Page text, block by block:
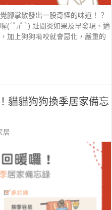
腳掌散發出一股奇怪的味道！？
(´ﾟдﾟ`) 趾間炎如果及早發現、適
加上狗狗啃咬就會惡化，嚴重的
貓貓狗狗換季居家備忘
居